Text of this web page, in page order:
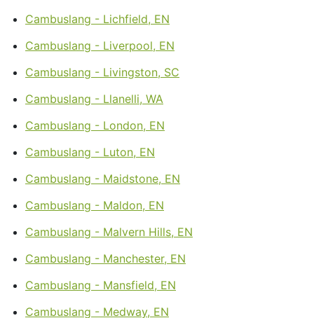
Cambuslang - Lichfield, EN
Cambuslang - Liverpool, EN
Cambuslang - Livingston, SC
Cambuslang - Llanelli, WA
Cambuslang - London, EN
Cambuslang - Luton, EN
Cambuslang - Maidstone, EN
Cambuslang - Maldon, EN
Cambuslang - Malvern Hills, EN
Cambuslang - Manchester, EN
Cambuslang - Mansfield, EN
Cambuslang - Medway, EN